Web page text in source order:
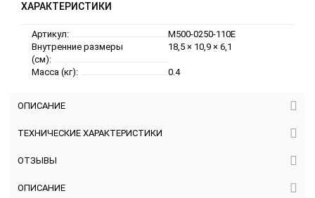
ХАРАКТЕРИСТИКИ
Артикул:
M500-0250-110E
Внутренние размеры
(см):
18,5 × 10,9 × 6,1
Масса (кг): 0.4
ОПИСАНИЕ
ТЕХНИЧЕСКИЕ ХАРАКТЕРИСТИКИ
ОТЗЫВЫ
ОПИСАНИЕ